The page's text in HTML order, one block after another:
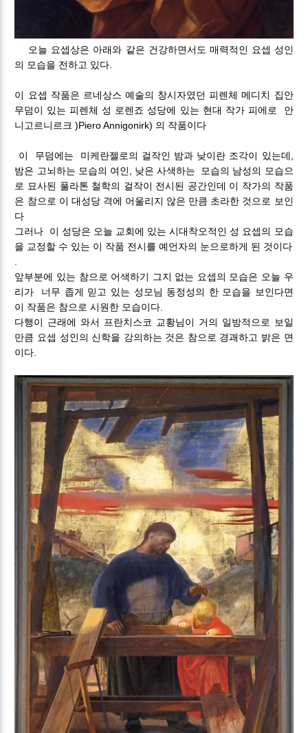
오늘 요셉상은 아래와 같은 건강하면서도 매력적인 요셉 성인
의 모습을 전하고 있다.
이 요셉 작품은 르네상스 예술의 창시자였던 피렌체 메디치 집안
무덤이 있는 피렌체 성 로렌죠 성당에 있는 현대 작가 피에로 안
니고르니르크 )Piero Annigonirk) 의 작품이다
이 무덤에는 미케란젤로의 걸작인 밤과 낮이란 조각이 있는데,
밤은 고뇌하는 모습의 여인, 낮은 사색하는 모습의 남성의 모습으
로 묘사된 풀라톤 철학의 걸작이 전시된 공간인데 이 작가의 작품
은 참으로 이 대성당 격에 어울리지 않은 만큼 초라한 것으로 보인
다
그러나 이 성당은 오늘 교회에 있는 시대착오적인 성 요셉의 모습
을 교정할 수 있는 이 작품 전시를 예언자의 눈으로하게 된 것이다
앞부분에 있는 참으로 어색하기 그지 없는 요셉의 모습은 오늘 우
리가 너무 좁게 믿고 있는 성모님 동정성의 한 모습을 보인다면
이 작품은 참으로 시원한 모습이다.
다행이 근래에 와서 프란치스코 교황님이 거의 일방적으로 보일
만큼 요셉 성인의 신학을 강의하는 것은 참으로 경괘하고 밝은 면
이다.